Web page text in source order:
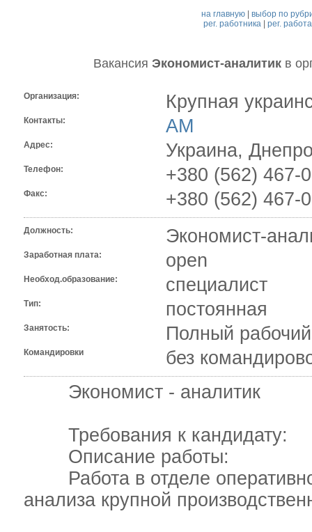
на главную |выбор по
рег. работника| рег.
Вакансия Экономист-аналитикв
Организация: Крупная
Контакты: AM
Адрес: Украина,
Телефон: +380 (562) 467-
Факс: +380 (562) 467-
Должность: Экономист-
Заработная плата: open
Необход.образование: специалист
Тип: постоянная
Занятость: Полный
Командировки
без
Экономист - аналитик
Требования к кандидату:
Описание работы:
Работа в отделе
анализа крупной